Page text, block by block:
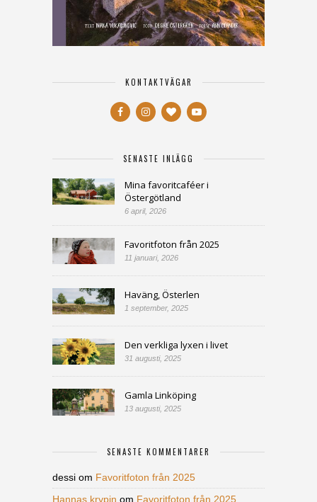
KONTAKTVÄGAR
SENASTE INLÄGG
Mina favoritcaféer i
Östergötland
6 april, 2026
Favoritfoton från 2025
11 januari, 2026
Haväng, Österlen
1 september, 2025
Den verkliga lyxen i livet
31 augusti, 2025
Gamla Linköping
13 augusti, 2025
SENASTE KOMMENTARER
dessi om Favoritfoton från 2025
Hannas krypin om Favoritfoton från 2025